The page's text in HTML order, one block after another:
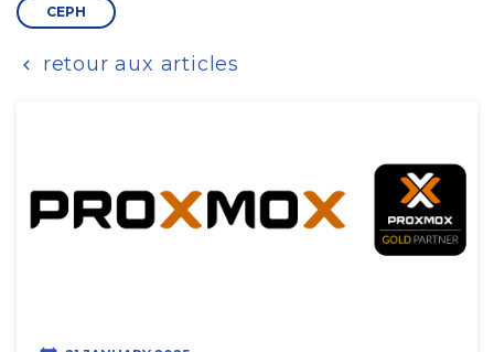
CEPH
chevron_left retour aux articles